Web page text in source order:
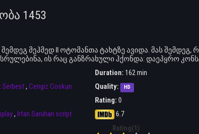
1453
მეჰმედ II ოტომანთა ტახტზე ავიდა. მას შემდეგ,
ის რაც განზრახული ჰქონდა: დაეპყრო
Serbest, Cengiz Coskun
, Irfan Saruhan script
Duration: 162 min
Quality:
HD
Rating: 0
6.7
Rating(1)